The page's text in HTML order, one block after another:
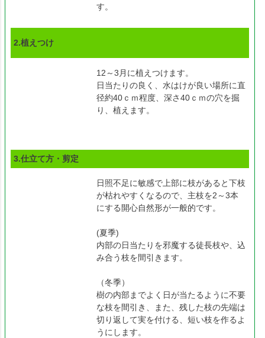
す。
2.植えつけ
12～3月に植えつけます。
日当たりの良く、水はけが良い場所に直
径約40ｃｍ程度、深さ40ｃｍの穴を掘
り、植えます。
3.仕立て方・剪定
日照不足に敏感で上部に枝があると下枝
が枯れやすくなるので、主枝を2～3本
にする開心自然形が一般的です。
(夏季)
内部の日当たりを邪魔する徒長枝や、込
み合う枝を間引きます。
（冬季）
樹の内部までよく日が当たるように不要
な枝を間引き、また、残した枝の先端は
切り返して実を付ける、短い枝を作るよ
うにします。